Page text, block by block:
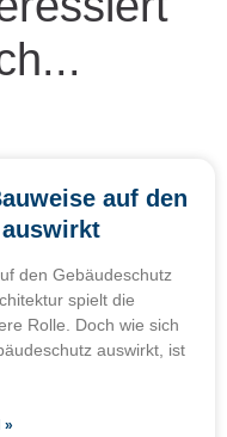
auf den
den Gebäudeschutz
spielt die
Rolle. Doch wie sich
auswirkt, ist
»